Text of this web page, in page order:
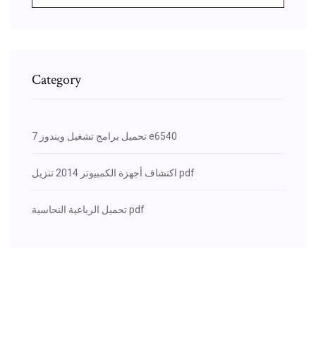
Category
تحميل برامج تشغيل ويندوز 7 e6540
اكتشاف أجهزة الكمبيوتر 2014 تنزيل pdf
تحميل الرباعية النحاسية pdf